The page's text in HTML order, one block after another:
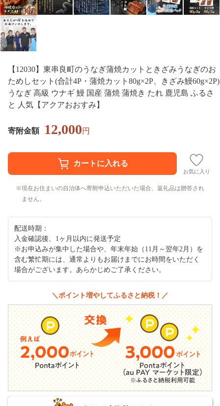
【12030】東串良町のうなぎ蒲焼カットときざみうなぎのお
ためしセット(合計4P・蒲焼カット80g×2P、きざみ鰻60g×2P)
うなぎ 高級 ウナギ 鰻 国産 蒲焼 蒲焼き たれ 鹿児島 ふるさ
と 人気【アクアおおすみ】
寄附金額 12,000円
お気に入り
現在お住まいの自治体へ寄附申込いただいた場合、返礼品は贈答され
ません。
配送時期：
入金確認後、1ヶ月以内に発送予定
※お申込みが集中した場合や、年末年始（11月～翌年2月）を
含む繁忙期には、通常よりもお届けまでにお時間をいただく
場合がございます。あらかじめご了承ください。
＼ポイント増やしてふるさと納税！／